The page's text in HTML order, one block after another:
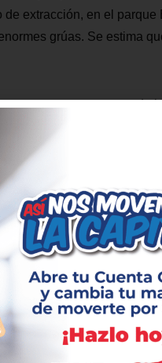
extracción, en el parque
grúas. Se estima
es una gran estructura de
se construyó en
que avanza la
un récord mundial, tras
la estación Iñaquito
mundial al construir
un avance físico del
están concluidas en
que ya cruzó la